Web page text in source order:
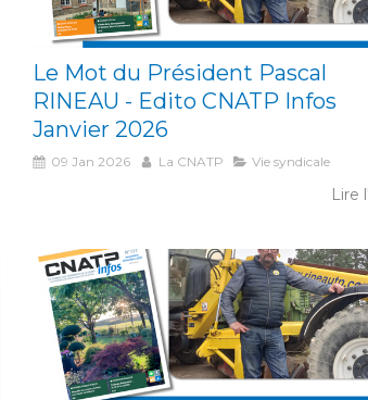
Le Mot du Président Pascal
RINEAU - Edito CNATP Infos
Janvier 2026
09 Jan 2026 La CNATP Vie syndicale
Lire